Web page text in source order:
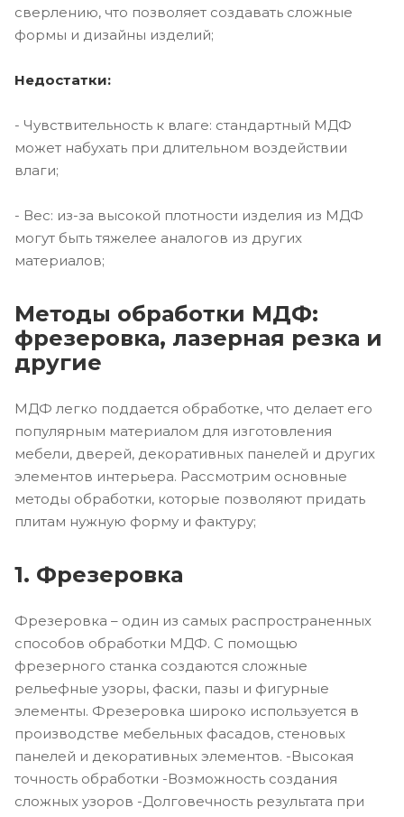
сверлению, что позволяет создавать сложные
формы и дизайны изделий;
Недостатки:
- Чувствительность к влаге: стандартный МДФ
может набухать при длительном воздействии
влаги;
- Вес: из-за высокой плотности изделия из МДФ
могут быть тяжелее аналогов из других
материалов;
Методы обработки МДФ:
фрезеровка, лазерная резка и
другие
МДФ легко поддается обработке, что делает его
популярным материалом для изготовления
мебели, дверей, декоративных панелей и других
элементов интерьера. Рассмотрим основные
методы обработки, которые позволяют придать
плитам нужную форму и фактуру;
1. Фрезеровка
Фрезеровка – один из самых распространенных
способов обработки МДФ. С помощью
фрезерного станка создаются сложные
рельефные узоры, фаски, пазы и фигурные
элементы. Фрезеровка широко используется в
производстве мебельных фасадов, стеновых
панелей и декоративных элементов. -Высокая
точность обработки -Возможность создания
сложных узоров -Долговечность результата при